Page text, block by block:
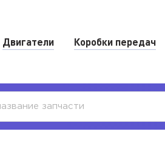
Двигатели Коробки передач